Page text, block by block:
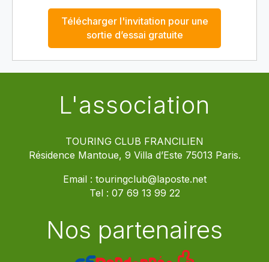
Télécharger l'invitation pour une
sortie d’essai gratuite
L'association
TOURING CLUB FRANCILIEN
Résidence Mantoue, 9 Villa d’Este 75013 Paris.
Email : touringclub@laposte.net
Tel : 07 69 13 99 22
Nos partenaires